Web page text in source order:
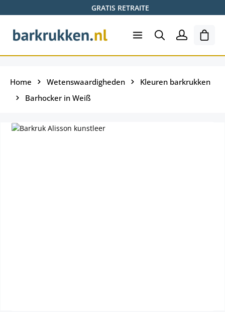
GRATIS RETRAITE
Home Wetenswaardigheden
Kleuren barkrukken
Barhocker in Weiß